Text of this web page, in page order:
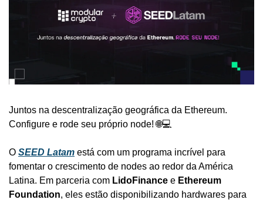
Juntos na descentralização geográfica da Ethereum.
Configure e rode seu próprio node! 🌐💻
O SEED Latam está com um programa incrível para
fomentar o crescimento de nodes ao redor da América
Latina. Em parceria com LidoFinance e Ethereum
Foundation, eles estão disponibilizando hardwares para